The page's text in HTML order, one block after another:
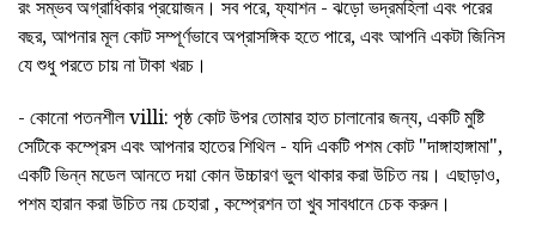
রং সম্ভব অগ্রাধিকার প্রয়োজন। সব পরে, ফ্যাশন - ঝড়ো ভদ্রমহিলা এবং পরের
বছর, আপনার মূল কোট সম্পূর্ণভাবে অপ্রাসঙ্গিক হতে পারে, এবং আপনি একটা জিনিস
যে শুধু পরতে চায় না টাকা খরচ।
- কোনো পতনশীল villi: পৃষ্ঠ কোট উপর তোমার হাত চালানোর জন্য, একটি মুষ্টি
সেটিকে কম্প্রেস এবং আপনার হাতের শিথিল - যদি একটি পশম কোট "দাঙ্গাহাঙ্গামা",
একটি ভিন্ন মডেল আনতে দয়া কোন উচ্চারণ ভুল থাকার করা উচিত নয়। এছাড়াও,
পশম হারান করা উচিত নয় চেহারা , কম্প্রেশন তা খুব সাবধানে চেক করুন।